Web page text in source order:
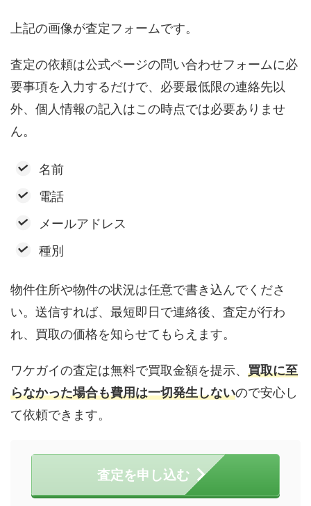
上記の画像が査定フォームです。
査定の依頼は公式ページの問い合わせフォームに必
要事項を入力するだけで、必要最低限の連絡先以
外、個人情報の記入はこの時点では必要ありませ
ん。
名前
電話
メールアドレス
種別
物件住所や物件の状況は任意で書き込んでくださ
い。送信すれば、最短即日で連絡後、査定が行わ
れ、買取の価格を知らせてもらえます。
ワケガイの査定は無料で買取金額を提示、 買取に至
らなかった場合も費用は一切発生しないので安心し
て依頼できます。
査定を申し込む